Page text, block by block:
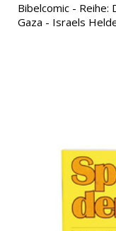
Bibelcomic - Reihe:
Gaza - Israels